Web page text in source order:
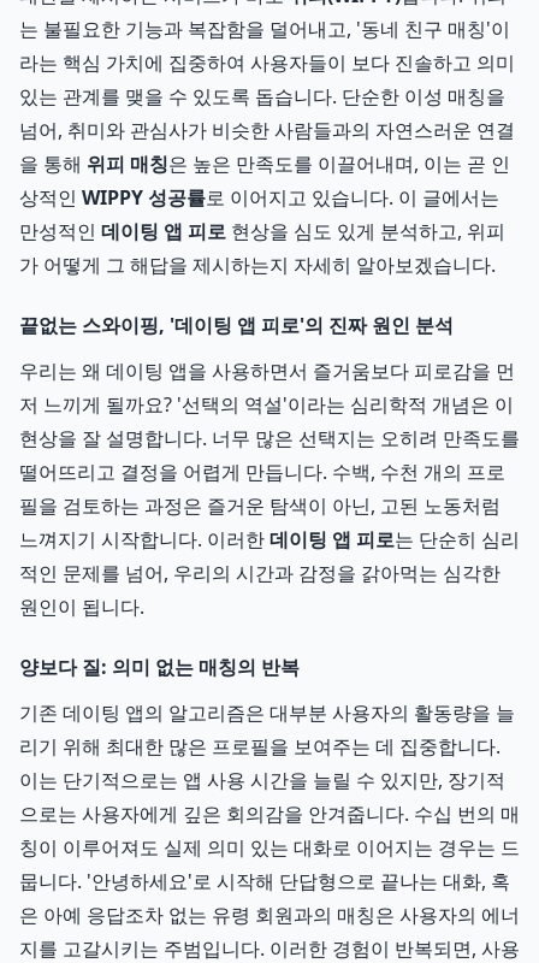
는 불필요한 기능과 복잡함을 덜어내고, '동네 친구 매칭'이
라는 핵심 가치에 집중하여 사용자들이 보다 진솔하고 의미
있는 관계를 맺을 수 있도록 돕습니다. 단순한 이성 매칭을
넘어, 취미와 관심사가 비슷한 사람들과의 자연스러운 연결
을 통해 위피 매칭은 높은 만족도를 이끌어내며, 이는 곧 인
상적인 WIPPY 성공률로 이어지고 있습니다. 이 글에서는
만성적인 데이팅 앱 피로 현상을 심도 있게 분석하고, 위피
가 어떻게 그 해답을 제시하는지 자세히 알아보겠습니다.
끝없는 스와이핑, '데이팅 앱 피로'의 진짜 원인 분석
우리는 왜 데이팅 앱을 사용하면서 즐거움보다 피로감을 먼
저 느끼게 될까요? '선택의 역설'이라는 심리학적 개념은 이
현상을 잘 설명합니다. 너무 많은 선택지는 오히려 만족도를
떨어뜨리고 결정을 어렵게 만듭니다. 수백, 수천 개의 프로
필을 검토하는 과정은 즐거운 탐색이 아닌, 고된 노동처럼
느껴지기 시작합니다. 이러한데이팅 앱 피로는 단순히 심리
적인 문제를 넘어, 우리의 시간과 감정을 갉아먹는 심각한
원인이 됩니다.
양보다 질: 의미 없는 매칭의 반복
기존 데이팅 앱의 알고리즘은 대부분 사용자의 활동량을 늘
리기 위해 최대한 많은 프로필을 보여주는 데 집중합니다.
이는 단기적으로는 앱 사용 시간을 늘릴 수 있지만, 장기적
으로는 사용자에게 깊은 회의감을 안겨줍니다. 수십 번의 매
칭이 이루어져도 실제 의미 있는 대화로 이어지는 경우는 드
뭅니다. '안녕하세요'로 시작해 단답형으로 끝나는 대화, 혹
은 아예 응답조차 없는 유령 회원과의 매칭은 사용자의 에너
지를 고갈시키는 주범입니다. 이러한 경험이 반복되면, 사용